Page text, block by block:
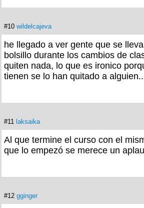
#10 wildelcajeva
he llegado a ver gente que se
bolsillo durante los cambios de
quiten nada, lo que es ironico
tienen se lo han quitado a
#11 laksaika
Al que termine el curso con el
que lo empezó se merece un
#12 gginger